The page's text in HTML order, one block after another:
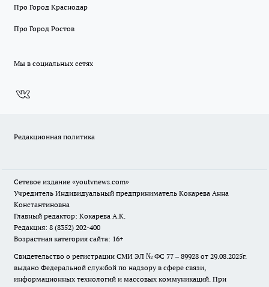
Про Город Краснодар
Про Город Ростов
Мы в социальных сетях
Редакционная политика
Сетевое издание «youtvnews.com»
Учредитель Индивидуальный предприниматель Кокарева Анна
Константиновна
Главный редактор: Кокарева А.К.
Редакция: 8 (8352) 202-400
Возрастная категория сайта: 16+
Свидетельство о регистрации СМИ ЭЛ № ФС 77 – 89928 от 29.08.2025г.
выдано Федеральной службой по надзору в сфере связи,
информационных технологий и массовых коммуникаций. При